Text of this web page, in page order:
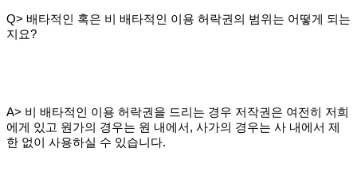
Q> 배타적인 혹은 비 배타적인 이용 허락권의 범위는 어떻게 되는
지요?
A> 비 배타적인 이용 허락권을 드리는 경우 저작권은 여전히 저희
에게 있고 원가의 경우는 원 내에서, 사가의 경우는 사 내에서 제
한 없이 사용하실 수 있습니다.